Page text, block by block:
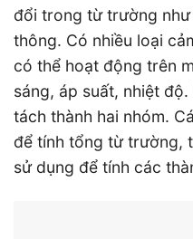
đổi trong từ trường
thông. Có nhiều loại
có thể hoạt động trên
sáng, áp suất, nhiệt
tách thành hai nhóm.
để tính tổng từ trường,
sử dụng để tính các